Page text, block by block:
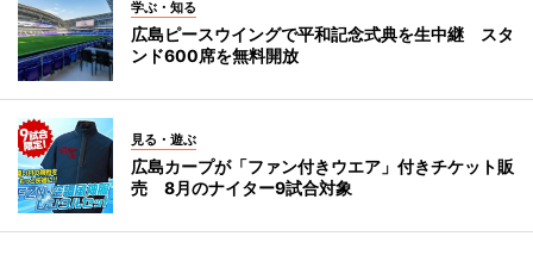
学ぶ・知る
広島ピースウイングで平和記念式典を生中継 スタ
ンド600席を無料開放
見る・遊ぶ
広島カープが「ファン付きウエア」付きチケット販
売 8月のナイター9試合対象